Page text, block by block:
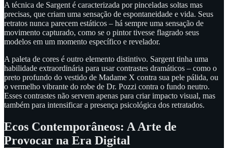
A técnica de Sargent é caracterizada por pinceladas soltas mas
precisas, que criam uma sensação de espontaneidade e vida. Seus
retratos nunca parecem estáticos – há sempre uma sensação de
movimento capturado, como se o pintor tivesse flagrado seus
modelos em um momento específico e revelador.
A paleta de cores é outro elemento distintivo. Sargent tinha uma
habilidade extraordinária para usar contrastes dramáticos – como o
preto profundo do vestido de Madame X contra sua pele pálida, ou
o vermelho vibrante do robe de Dr. Pozzi contra o fundo neutro.
Esses contrastes não servem apenas para criar impacto visual, mas
também para intensificar a presença psicológica dos retratados.
Ecos Contemporâneos: A Arte de
Provocar na Era Digital